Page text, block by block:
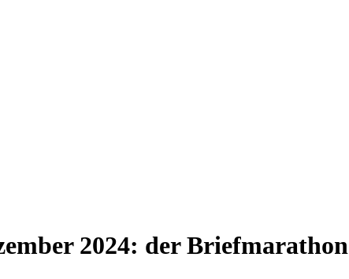
2024: der Briefmarathon